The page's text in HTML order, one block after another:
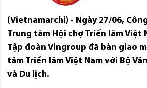
(Vietnamarchi) - Ngày 27/06,
Trung tâm Hội chợ Triển lãm Việt
Tập đoàn Vingroup đã bàn giao
tâm Triển lãm Việt Nam với Bộ
và Du lịch.